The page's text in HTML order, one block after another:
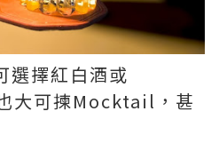
選擇紅白酒或
大可揀Mocktail，甚